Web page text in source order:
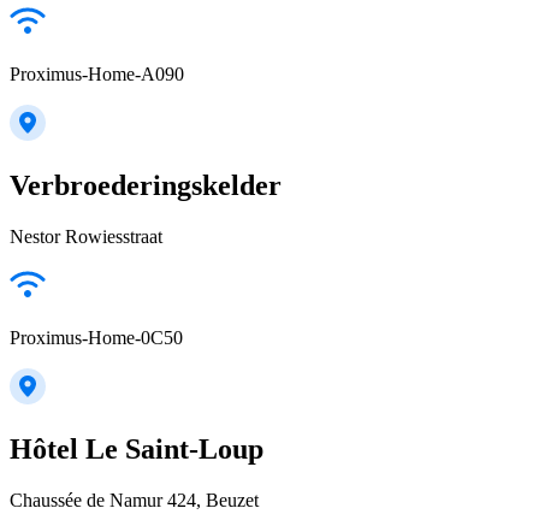
Proximus-Home-A090
Verbroederingskelder
Nestor Rowiesstraat
Proximus-Home-0C50
Hôtel Le Saint-Loup
Chaussée de Namur 424, Beuzet